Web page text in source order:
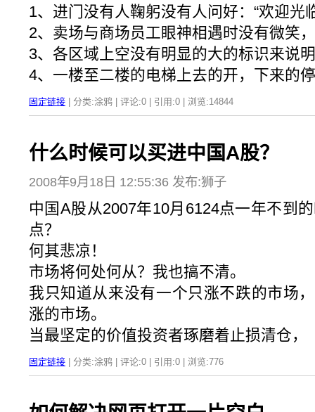
1、进门没有人鞠躬没有人问好：“欢迎光
2、卖场与商场员工眼神相遇时没有微笑
3、各区域上空没有明显的大的标识来说
4、一楼至二楼的电梯上去的开，下来的
固定链接 | 分类:涂鸦 | 评论:0 | 引用:0 | 浏览:14844
什么时候可以买进中国A股？
2008年9月18日 12:55:36 发布:狮子
中国A股从2007年10月6124点一年不到
点？
何其悲凉！
市场将何处何从？我也搞不清。
我只知道从来没有一个只涨不跌的市场
涨的市场。
当最坚定的价值投资者琢磨着止损清仓，
固定链接 | 分类:涂鸦 | 评论:0 | 引用:0 | 浏览:776